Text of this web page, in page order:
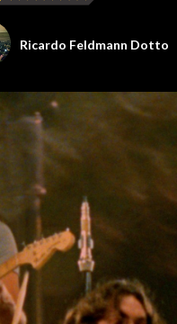
Ricardo Feldmann Dotto